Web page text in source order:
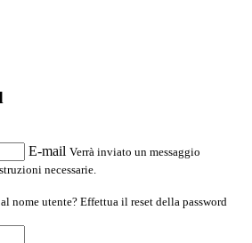
E-mail Verrà inviato un messaggio
necessarie.
nome utente? Effettua il reset della password